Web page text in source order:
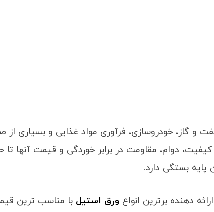
گاز، خودروسازی، فرآوری مواد غذایی و بسیاری از
کیفیت، دوام، مقاومت در برابر خوردگی و قیمت آنها تا
بستگی دارد.
دهنده برترین انواع ورق استیل با مناسب ترین